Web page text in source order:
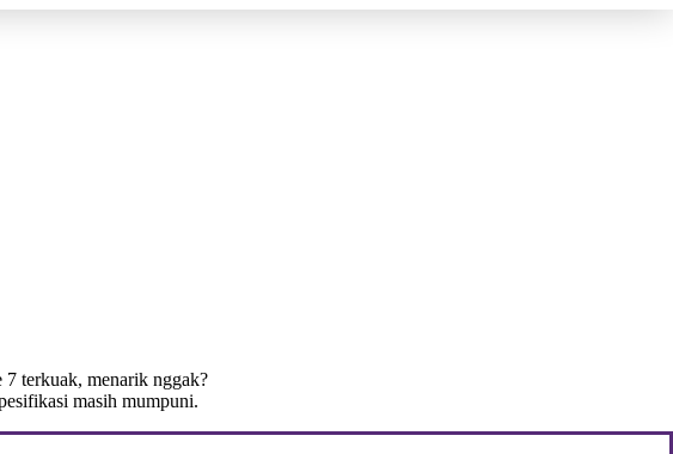
7 terkuak, menarik nggak?
masih mumpuni.